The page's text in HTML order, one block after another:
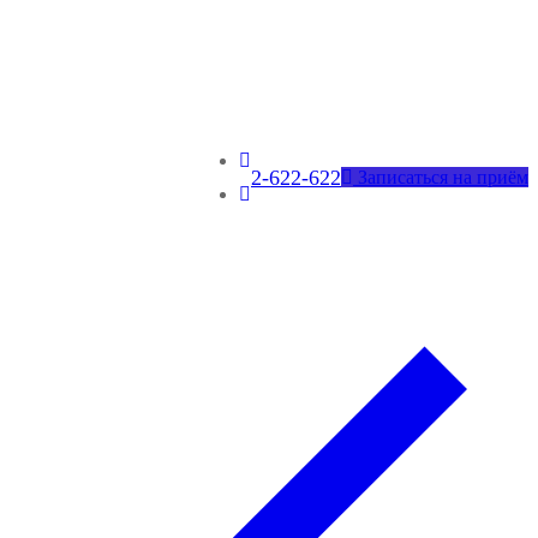
2-622-622 Записаться на приём